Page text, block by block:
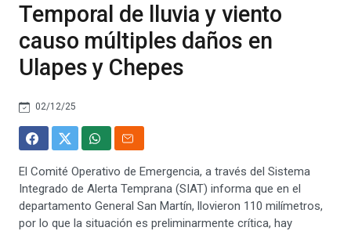
Temporal de lluvia y viento
causo múltiples daños en
Ulapes y Chepes
02/12/25
El Comité Operativo de Emergencia, a través del Sistema
Integrado de Alerta Temprana (SIAT) informa que en el
departamento General San Martín, llovieron 110 milímetros,
por lo que la situación es preliminarmente crítica, hay